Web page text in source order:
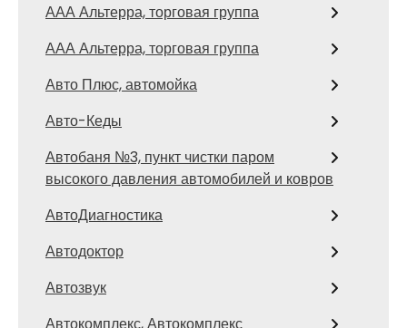
ААА Альтерра, торговая группа
ААА Альтерра, торговая группа
Авто Плюс, автомойка
Авто-Кеды
Автобаня №3, пункт чистки паром
высокого давления автомобилей и ковров
АвтоДиагностика
Автодоктор
Автозвук